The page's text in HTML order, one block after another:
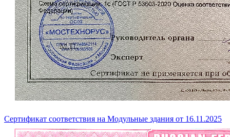
Сертификат соответствия на Модульные здания от 16.11.2025